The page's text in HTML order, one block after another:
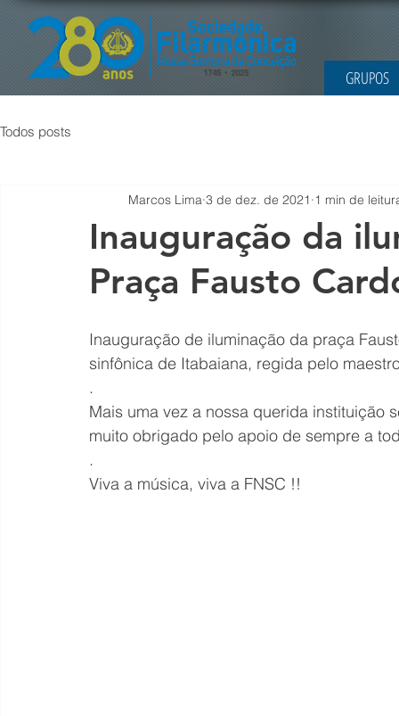
GRUPOS
Todos posts
Inauguração da
Praça Fausto
Marcos Lima 3 de dez. de 2021 1 min de
Inauguração de iluminação da praça
sinfônica de Itabaiana, regida pelo
.
Mais uma vez a nossa querida
muito obrigado pelo apoio de sempre a
.
Viva a música, viva a FNSC !!